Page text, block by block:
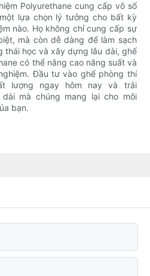
Polyurethane cung cấp vô số
lựa chọn lý tưởng cho bất kỳ
nào. Họ không chỉ cung cấp sự
mà còn dễ dàng để làm sạch
thái học và xây dựng lâu dài, ghế
có thể nâng cao năng suất và
Đầu tư vào ghế phòng thí
lượng ngay hôm nay và trải
mà chúng mang lại cho môi
bạn.